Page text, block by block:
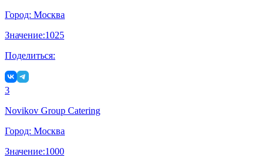
Город: Москва
Значение:1025
Поделиться:
3
Novikov Group Catering
Город: Москва
Значение:1000